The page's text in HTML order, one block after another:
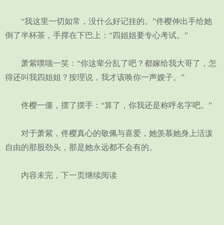
“我这里一切如常，没什么好记挂的。”佟樱伸出手给她
倒了半杯茶，手撑在下巴上：“四姐姐要专心考试。”
萧紫噗嗤一笑：“你这辈分乱了吧？都嫁给我大哥了，怎
得还叫我四姐姐？按理说，我才该唤你一声嫂子。”
佟樱一僵，摆了摆手：“算了，你我还是称呼名字吧。”
对于萧紫，佟樱真心的敬佩与喜爱，她羡慕她身上活泼
自由的那股劲头，那是她永远都不会有的。
内容未完，下一页继续阅读